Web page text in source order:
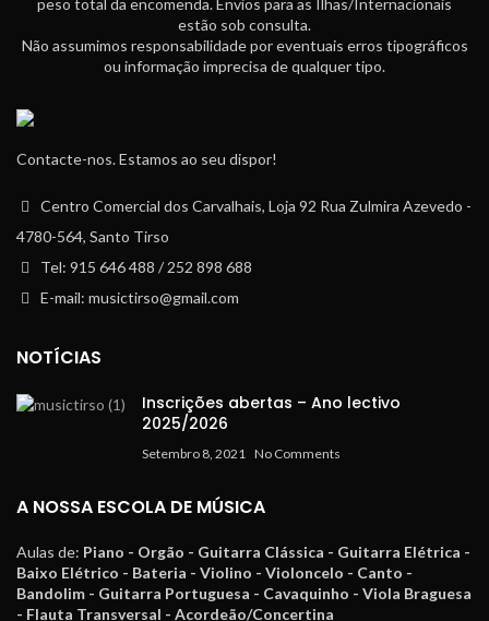
peso total da encomenda. Envios para as Ilhas/Internacionais
estão sob consulta.
Não assumimos responsabilidade por eventuais erros tipográficos
ou informação imprecisa de qualquer tipo.
Contacte-nos. Estamos ao seu dispor!
Centro Comercial dos Carvalhais, Loja 92 Rua Zulmira Azevedo -
4780-564, Santo Tirso
Tel: 915 646 488 / 252 898 688
E-mail: musictirso@gmail.com
NOTÍCIAS
Inscrições abertas – Ano lectivo
2025/2026
Setembro 8, 2021 No Comments
A NOSSA ESCOLA DE MÚSICA
Aulas de: Piano - Orgão - Guitarra Clássica - Guitarra Elétrica -
Baixo Elétrico - Bateria - Violino - Violoncelo - Canto -
Bandolim - Guitarra Portuguesa - Cavaquinho - Viola Braguesa
- Flauta Transversal - Acordeão/Concertina